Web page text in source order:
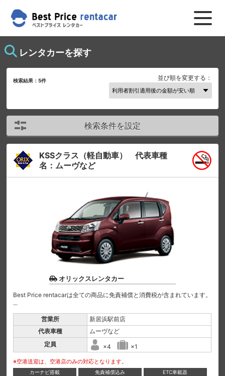
レンタカーを探す
検索結果：5件 並び順を変更する：
検索条件を設定
KSSクラス（軽自動車） 代表車種
名：ムーヴなど
オリックスレンタカー
Best Price rentacarは全ての商品に免責補償と消費税が含まれています。
...
営業所
新居浜駅前店
代表車種
ムーヴなど
定員
×4 ×1
※空港送迎は、空港店のみの対応となります。
カーナビ搭載 免責補償込み
ETC車載器